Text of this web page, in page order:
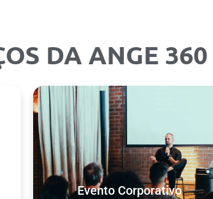
DA ANGE 360
Evento Corporativo